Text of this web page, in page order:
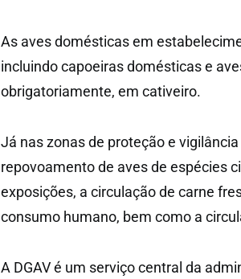
As aves domésticas em
incluindo capoeiras domésticas e
obrigatoriamente, em cativeiro.
Já nas zonas de proteção e
repovoamento de aves de espécies
exposições, a circulação de carne
consumo humano, bem como a
A DGAV é um serviço central da